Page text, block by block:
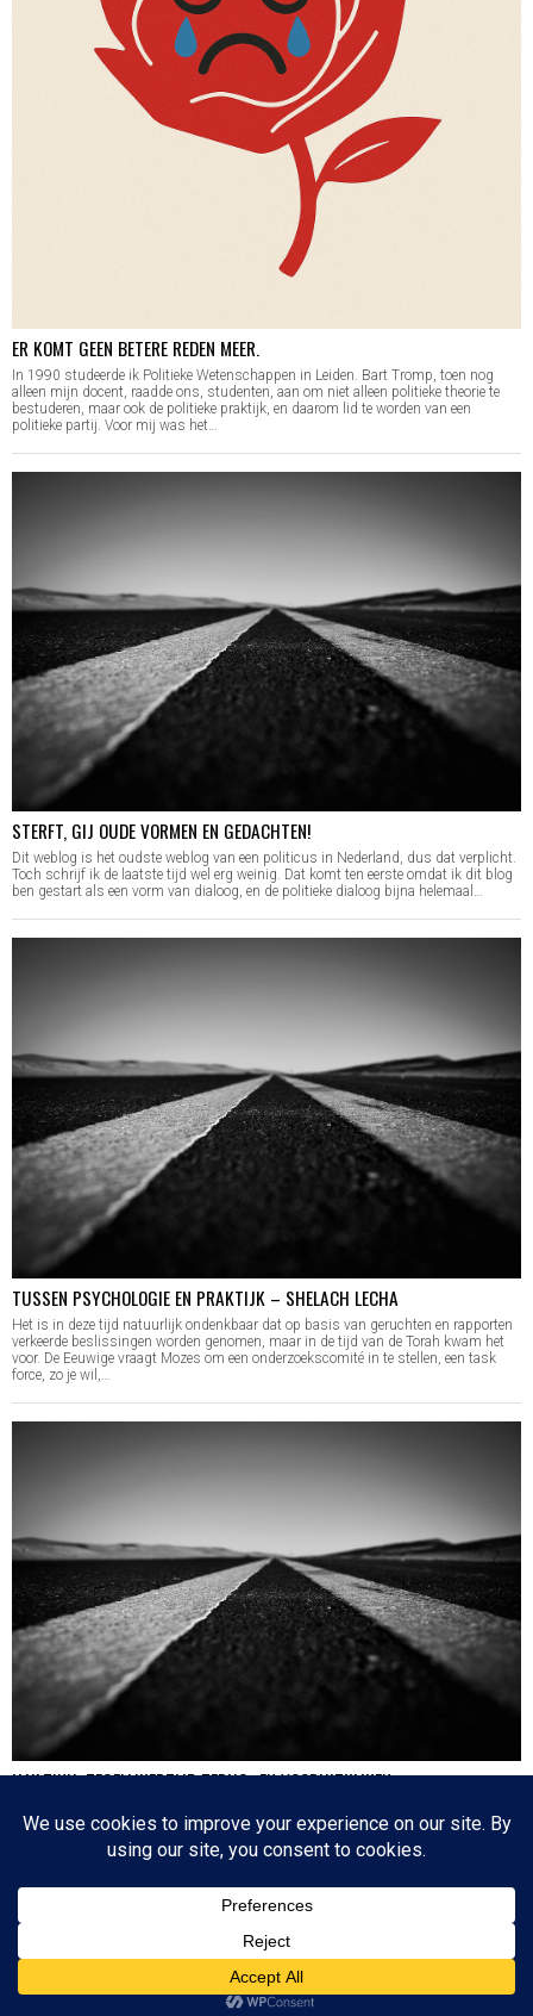
ER KOMT GEEN BETERE REDEN MEER.
In 1990 studeerde ik Politieke Wetenschappen in Leiden. Bart Tromp, toen nog
alleen mijn docent, raadde ons, studenten, aan om niet alleen politieke theorie te
bestuderen, maar ook de politieke praktijk, en daarom lid te worden van een
politieke partij. Voor mij was het…
STERFT, GIJ OUDE VORMEN EN GEDACHTEN!
Dit weblog is het oudste weblog van een politicus in Nederland, dus dat verplicht.
Toch schrijf ik de laatste tijd wel erg weinig. Dat komt ten eerste omdat ik dit blog
ben gestart als een vorm van dialoog, en de politieke dialoog bijna helemaal…
TUSSEN PSYCHOLOGIE EN PRAKTIJK – SHELACH LECHA
Het is in deze tijd natuurlijk ondenkbaar dat op basis van geruchten en rapporten
verkeerde beslissingen worden genomen, maar in de tijd van de Torah kwam het
voor. De Eeuwige vraagt Mozes om een onderzoekscomité in te stellen, een task
force, zo je wil,…
HA’AZINU: TEGELIJKERTIJD TERUG- EN VOORUITKIJKEN
oktober 2020 begonnen: de eerste parasja van het jaar. Het zijn dagen die
tegenstrijdige emoties oproepen: aan de ene kant lezen we over de laatste dagen
Since 2003 © All Rights Reserved | Foto's Robbert Baruch tenzij anders vermeld
CONTACT
BOVEN